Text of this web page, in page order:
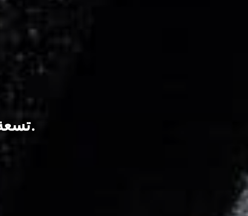
تسعة أيام من السحب المتواصل. تسعة أيام متتالية من التدفقات الخارجة هي فترة طويلة.